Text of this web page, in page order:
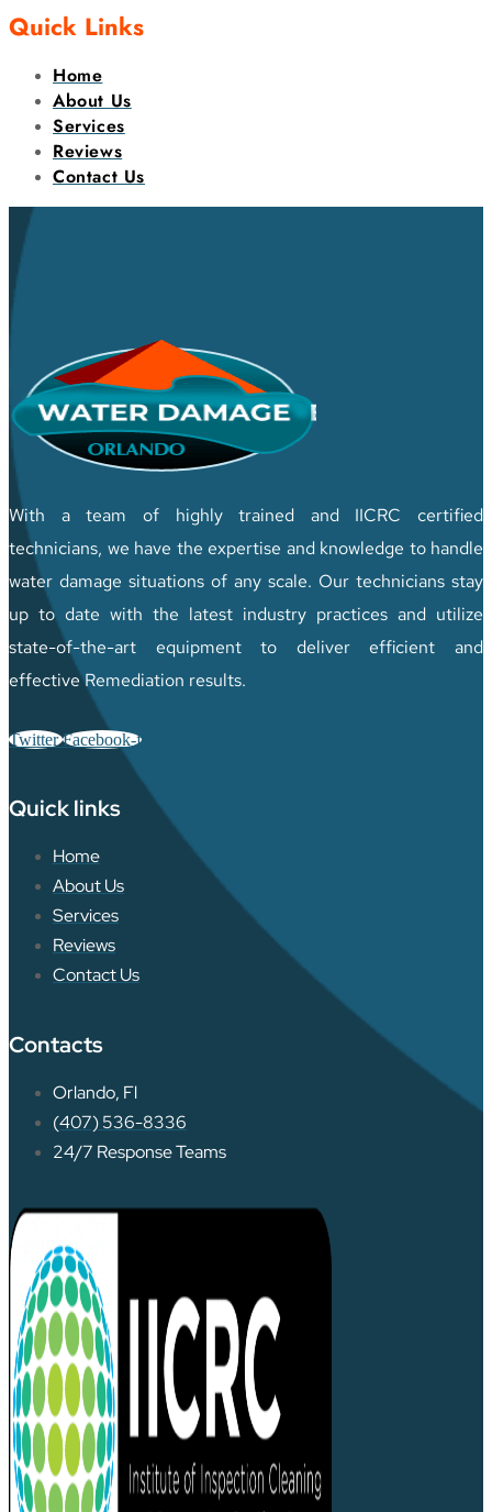
Quick Links
Home
About Us
Services
Reviews
Contact Us
With a team of highly trained and IICRC certified
technicians, we have the expertise and knowledge to handle
water damage situations of any scale. Our technicians stay
up to date with the latest industry practices and utilize
state-of-the-art equipment to deliver efficient and
effective Remediation results.
Twitter Facebook-f
Quick links
Home
About Us
Services
Reviews
Contact Us
Contacts
Orlando, Fl
(407) 536-8336
24/7 Response Teams